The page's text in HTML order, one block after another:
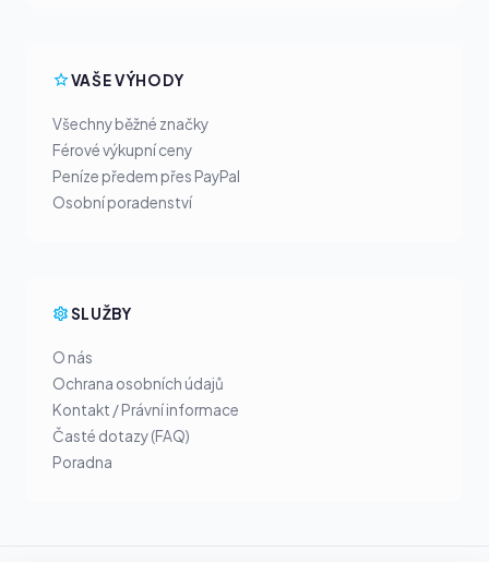
VAŠE VÝHODY
Všechny běžné značky
Férové výkupní ceny
Peníze předem přes PayPal
Osobní poradenství
SLUŽBY
O nás
Ochrana osobních údajů
Kontakt / Právní informace
Časté dotazy (FAQ)
Poradna